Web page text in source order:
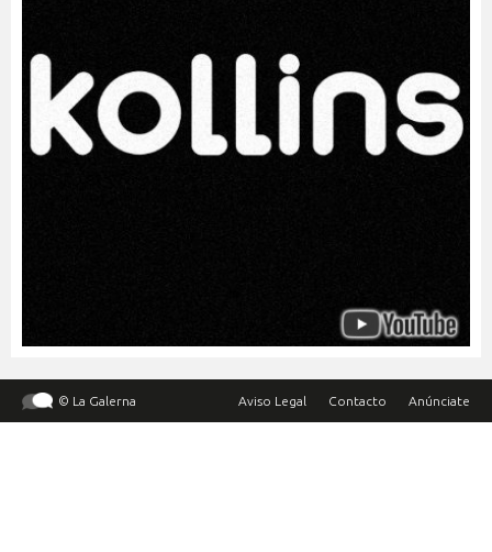
© La Galerna Aviso Legal Contacto Anúnciate